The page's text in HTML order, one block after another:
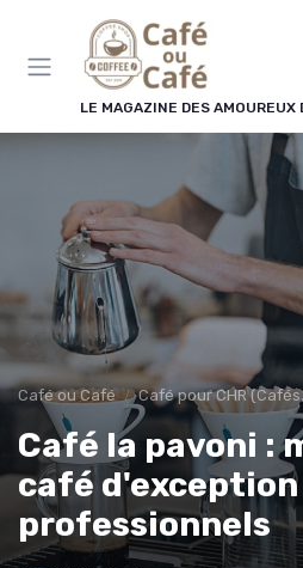
LE MAGAZINE DES AMOUREUX
Café ou Café Café pour CHR (Cafés, Hôtels,
Café la pavoni :
café
professionnels
Panneau de gestion des cookies